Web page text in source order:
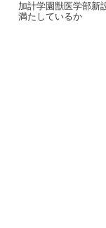
加計学園獣医学部新
満たしているか